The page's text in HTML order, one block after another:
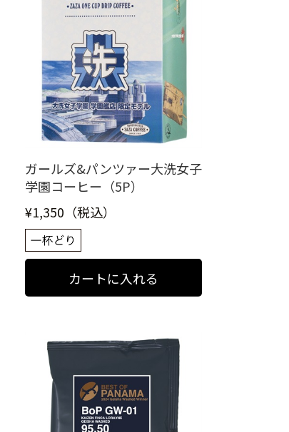
ガールズ&パンツァー大洗女子
学園コーヒー（5P）
¥1,350（税込）